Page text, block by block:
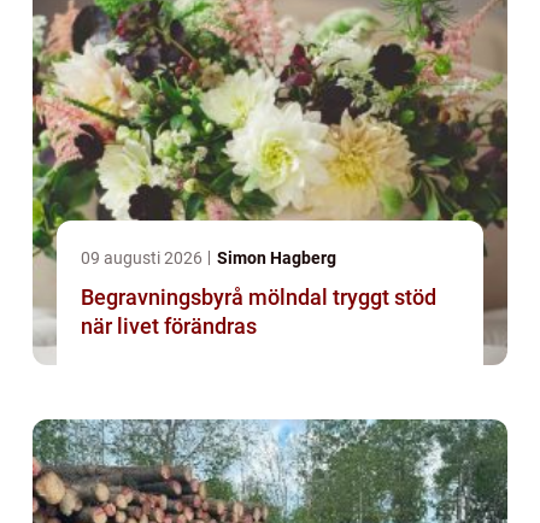
09 augusti 2026 Simon Hagberg
Begravningsbyrå mölndal tryggt stöd
när livet förändras